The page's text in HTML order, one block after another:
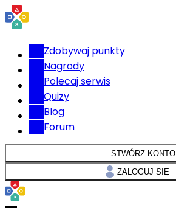
Zdobywaj punkty
Nagrody
Polecaj serwis
Quizy
Blog
Forum
STWÓRZ KONTO
ZALOGUJ SIĘ